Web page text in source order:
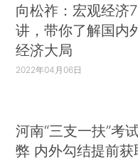
向松祚：宏观经济
讲，带你了解国内
经济大局
2022年04月06日
河南“三支一扶”考
弊 内外勾结提前获